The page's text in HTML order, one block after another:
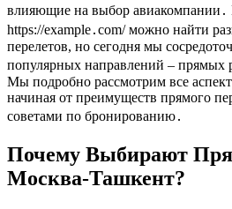
влияющие на выбор авиакомпании․
https://example․com/ можно найти
перелетов, но сегодня мы
популярных направлений – прямых
Мы подробно рассмотрим все
начиная от преимуществ прямого
советами по бронированию․
Почему Выбирают
Москва-Ташкент?